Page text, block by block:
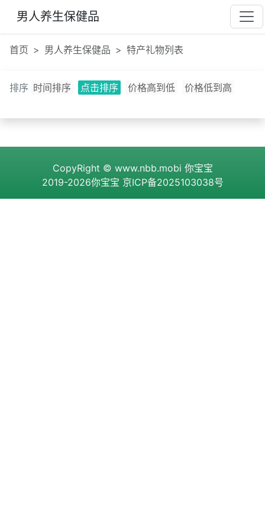
男人养生保健品
首页 男人养生保健品 特产礼物列表
排序 时间排序 点击排序 价格高到低 价格低到高
CopyRight © www.nbb.mobi 你宝宝
2019-2026你宝宝 京ICP备2025103038号